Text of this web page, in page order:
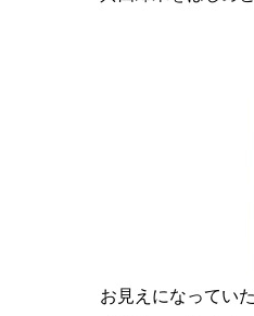
お見えになってい